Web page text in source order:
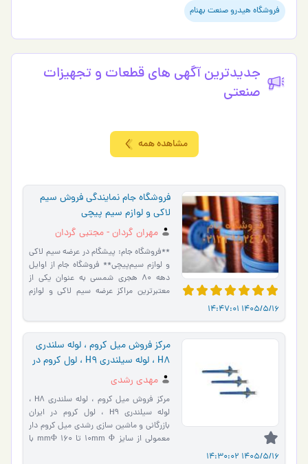
فروشگاه هیدرو صنعت بهنام
جدیدترین آگهی های قطعات و تجهیزات
صنعتی
مشاهده همه
1405/5/16 14:47:01
فروشگاه جام نمایندگی فروش سیم
لاکی و لوازم سیم پیچی
مهران گردان - مجتبی گردان
**فروشگاه جام: پیشگام در عرضه سیم لاکی
و لوازم سیم‌پیچی** فروشگاه جام از اوایل
دهه 80 هجری شمسی به عنوان یکی از
معتبرترین مراکز عرضه سیم لاکی و لوازم
1405/5/16 14:30:02
مرکز فروش میل کروم ، لوله سلندری
H8 ، لوله سیلندری H9 ، لول کروم در
ایرانمهدی رشدی
مرکز فروش میل کروم ، لوله سلندری H8 ،
لوله سیلندری H9 ، لول کروم در ایران
بازرگانی و ماشین سازی رشدی میل کروم دار
معمولی از سایز 10mm Φ تا 160 mmΦ با